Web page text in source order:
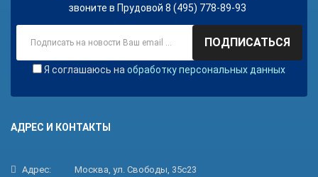
звоните в Прудовой 8 (495) 778-89-93
ПОДПИСАТЬСЯ
Я соглашаюсь на обработку персональных данных
АДРЕС И КОНТАКТЫ
Адрес: Москва, ул. Свободы, 35с23